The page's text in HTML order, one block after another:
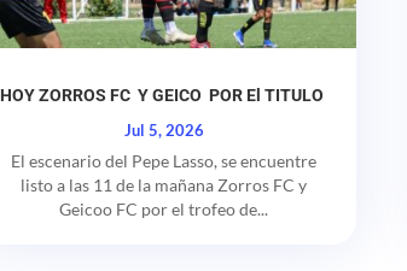
HOY ZORROS FC Y GEICO POR El TITULO
Jul 5, 2026
El escenario del Pepe Lasso, se encuentre
listo a las 11 de la mañana Zorros FC y
Geicoo FC por el trofeo de...